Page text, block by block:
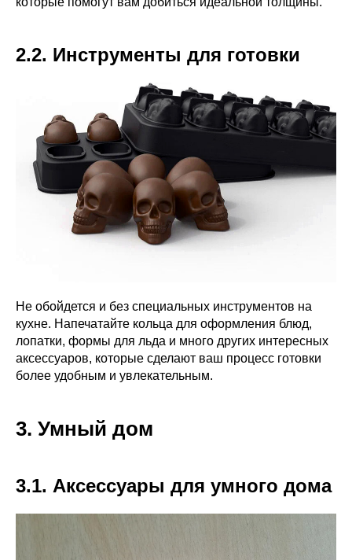
2.2. Инструменты для готовки
Не обойдется и без специальных инструментов на
кухне. Напечатайте кольца для оформления блюд,
лопатки, формы для льда и много других интересных
аксессуаров, которые сделают ваш процесс готовки
более удобным и увлекательным.
3. Умный дом
3.1. Аксессуары для умного дома